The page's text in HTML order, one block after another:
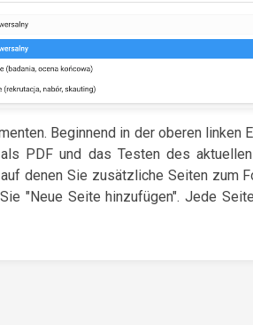
Beginnend in der oberen linken
PDF und das Testen des
denen Sie zusätzliche Seiten zum
"Neue Seite hinzufügen". Jede